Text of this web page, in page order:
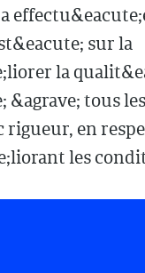
sur la
la
tous
en
les